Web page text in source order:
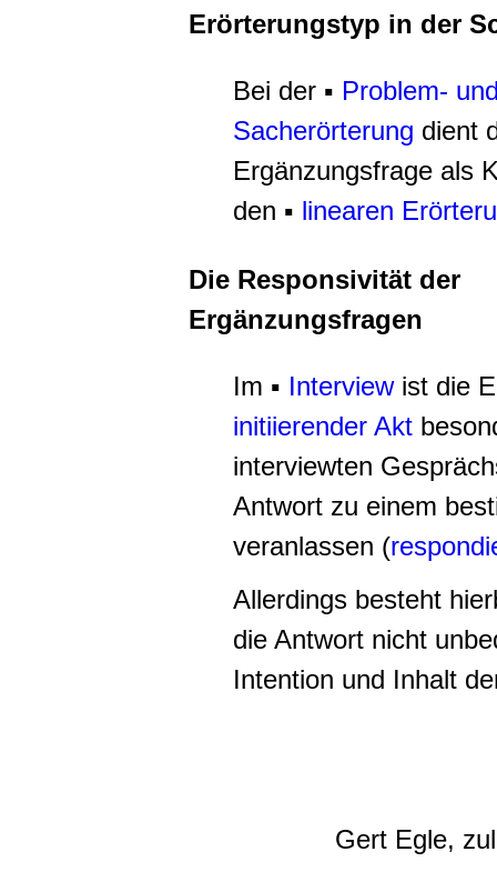
Erörterungstyp in der
Bei der ▪ Problem-
Sacherörterung dient
Ergänzungsfrage als
den ▪ linearen
Die Responsivität der
Ergänzungsfragen
Im ▪ Interviewist die
initiierender Akt
interviewten
Antwort zu einem
veranlassen (
Allerdings besteht
die Antwort nicht
Intention und Inhalt
Gert Egle,